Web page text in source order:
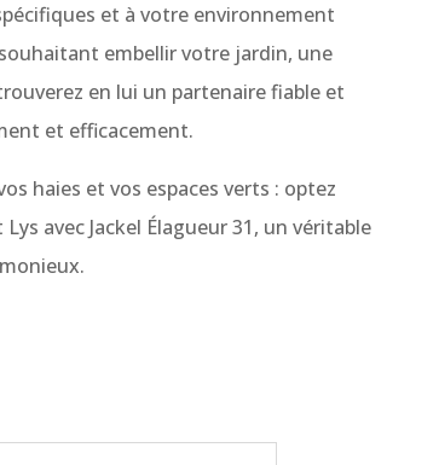
et à votre environnement
embellir votre jardin, une
en lui un partenaire fiable et
et efficacement.
haies et vos espaces verts : optez
avec Jackel Élagueur 31, un véritable